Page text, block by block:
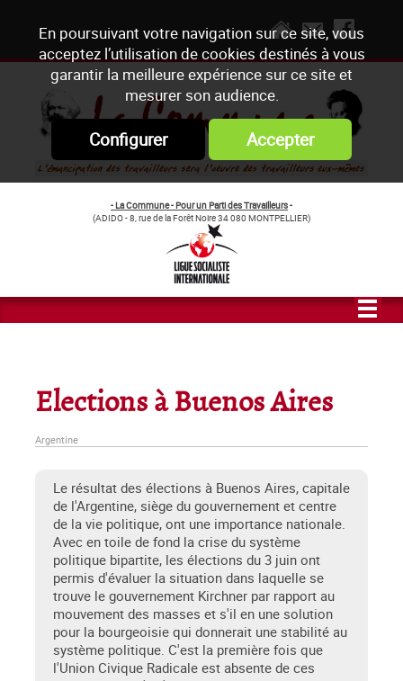
En poursuivant votre navigation sur ce site, vous
acceptez l’utilisation de cookies destinés à vous
garantir la meilleure expérience sur ce site et
mesurer son audience.
Configurer Accepter
- La Commune - Pour un Parti des Travailleurs-
(ADIDO - 8, rue de la Forêt Noire 34 080 MONTPELLIER)
Elections à Buenos Aires
Argentine
Le résultat des élections à Buenos Aires, capitale
de l'Argentine, siège du gouvernement et centre
de la vie politique, ont une importance nationale.
Avec en toile de fond la crise du système
politique bipartite, les élections du 3 juin ont
permis d'évaluer la situation dans laquelle se
trouve le gouvernement Kirchner par rapport au
mouvement des masses et s'il en une solution
pour la bourgeoisie qui donnerait une stabilité au
système politique. C'est la première fois que
l'Union Civique Radicale est absente de ces